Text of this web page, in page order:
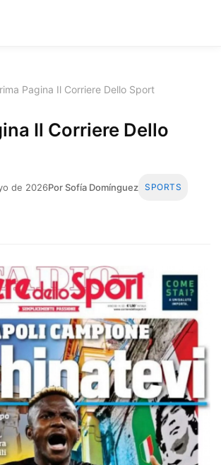
Pagina Il Corriere Dello Sport
Il Corriere Dello
de 2026Por Sofía Domínguez SPORTS